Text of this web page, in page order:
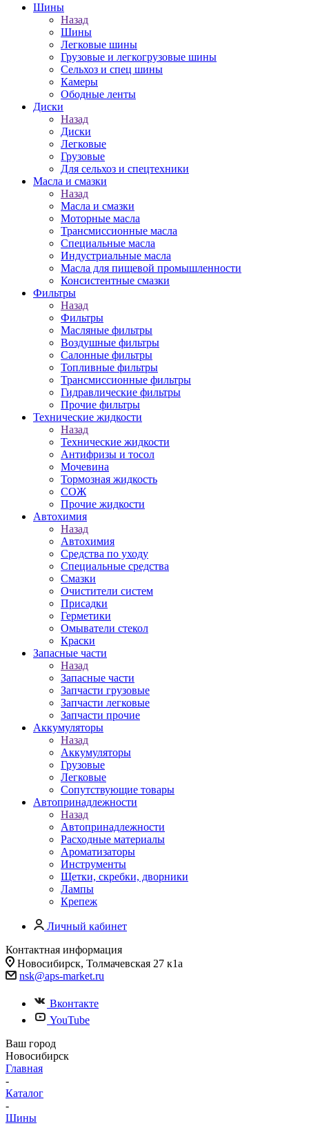
Шины
Назад
Шины
Легковые шины
Грузовые и легкогрузовые шины
Сельхоз и спец шины
Камеры
Ободные ленты
Диски
Назад
Диски
Легковые
Грузовые
Для сельхоз и спецтехники
Масла и смазки
Назад
Масла и смазки
Моторные масла
Трансмиссионные масла
Специальные масла
Индустриальные масла
Масла для пищевой промышленности
Консистентные смазки
Фильтры
Назад
Фильтры
Масляные фильтры
Воздушные фильтры
Салонные фильтры
Топливные фильтры
Трансмиссионные фильтры
Гидравлические фильтры
Прочие фильтры
Технические жидкости
Назад
Технические жидкости
Антифризы и тосол
Мочевина
Тормозная жидкость
СОЖ
Прочие жидкости
Автохимия
Назад
Автохимия
Средства по уходу
Специальные средства
Смазки
Очистители систем
Присадки
Герметики
Омыватели стекол
Краски
Запасные части
Назад
Запасные части
Запчасти грузовые
Запчасти легковые
Запчасти прочие
Аккумуляторы
Назад
Аккумуляторы
Грузовые
Легковые
Сопутствующие товары
Автопринадлежности
Назад
Автопринадлежности
Расходные материалы
Ароматизаторы
Инструменты
Щетки, скребки, дворники
Лампы
Крепеж
Личный кабинет
Контактная информация
Новосибирск, Толмачевская 27 к1а
nsk@aps-market.ru
Вконтакте
YouTube
Ваш город
Новосибирск
Главная
-
Каталог
-
Шины